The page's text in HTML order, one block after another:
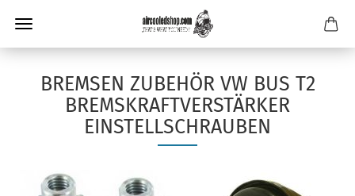
BREMSEN ZUBEHÖR VW BUS T2
BREMSKRAFTVERSTÄRKER
EINSTELLSCHRAUBEN